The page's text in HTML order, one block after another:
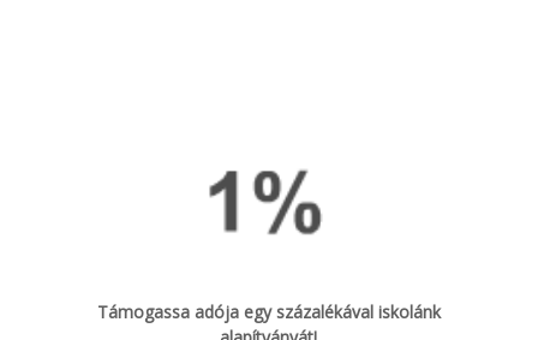
Támogassa adója egy százalékával iskolánk